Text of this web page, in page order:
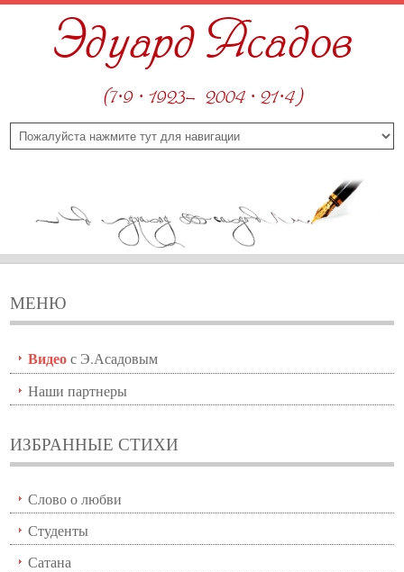
Эдуард Асадов
(7·9 · 1923—2004 · 21·4)
МЕНЮ
Видеос Э.Асадовым
Наши партнеры
ИЗБРАННЫЕ СТИХИ
Слово о любви
Студенты
Сатана